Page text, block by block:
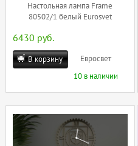
Настольная лампа Frame
80502/1 белый Eurosvet
6430 руб.
В корзину
Евросвет
10 в наличии